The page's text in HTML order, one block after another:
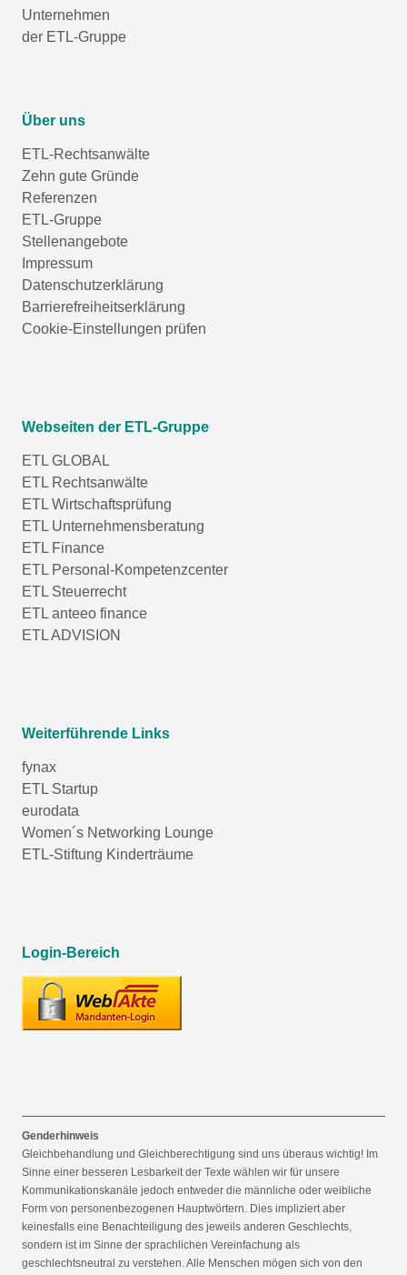
Unternehmen
der ETL-Gruppe
Über uns
ETL-Rechtsanwälte
Zehn gute Gründe
Referenzen
ETL-Gruppe
Stellenangebote
Impressum
Datenschutzerklärung
Barrierefreiheitserklärung
Cookie-Einstellungen prüfen
Webseiten der ETL-Gruppe
ETL GLOBAL
ETL Rechtsanwälte
ETL Wirtschaftsprüfung
ETL Unternehmensberatung
ETL Finance
ETL Personal-Kompetenzcenter
ETL Steuerrecht
ETL anteeo finance
ETL ADVISION
Weiterführende Links
fynax
ETL Startup
eurodata
Women´s Networking Lounge
ETL-Stiftung Kinderträume
Login-Bereich
Genderhinweis
Gleichbehandlung und Gleichberechtigung sind uns überaus wichtig! Im
Sinne einer besseren Lesbarkeit der Texte wählen wir für unsere
Kommunikationskanäle jedoch entweder die männliche oder weibliche
Form von personenbezogenen Hauptwörtern. Dies impliziert aber
keinesfalls eine Benachteiligung des jeweils anderen Geschlechts,
sondern ist im Sinne der sprachlichen Vereinfachung als
geschlechtsneutral zu verstehen. Alle Menschen mögen sich von den